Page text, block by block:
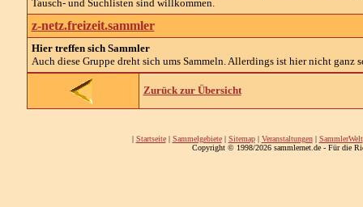
Tausch- und Suchlisten sind willkommen.
z-netz.freizeit.sammler
Hier treffen sich Sammler
Auch diese Gruppe dreht sich ums Sammeln. Allerdings ist hier nicht ganz
Zurück zur Übersicht
| Startseite| Sammelgebiete| Sitemap| Veranstaltungen| SammlerWelt
Copyright © 1998/2026 sammlernet.de - Für die